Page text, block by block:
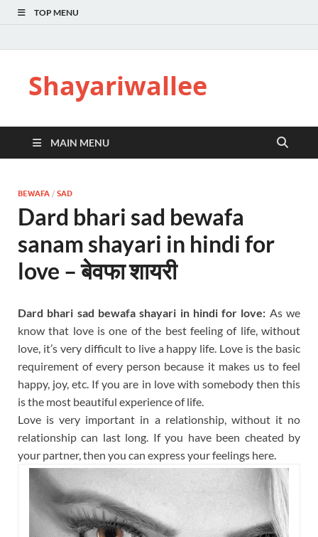
TOP MENU
Shayariwallee
MAIN MENU
BEWAFA / SAD
Dard bhari sad bewafa
sanam shayari in hindi for
love – बेवफा शायरी
Dard bhari sad bewafa shayari in hindi for love: As we
know that love is one of the best feeling of life, without
love, it’s very difficult to live a happy life. Love is the basic
requirement of every person because it makes us to feel
happy, joy, etc. If you are in love with somebody then this
is the most beautiful experience of life.
Love is very important in a relationship, without it no
relationship can last long. If you have been cheated by
your partner, then you can express your feelings here.